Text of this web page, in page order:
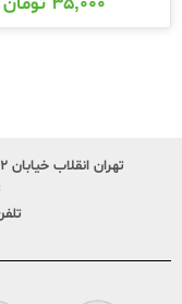
تهران انقلاب خیابان ۱۲ فروردین پایین تر از وحید نظری پلاک ۲۴۹